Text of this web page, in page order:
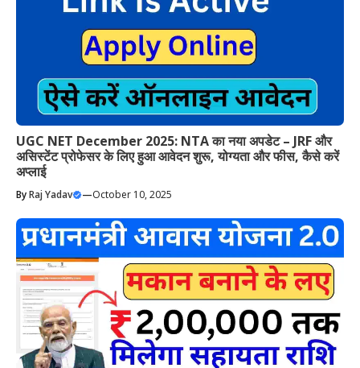
UGC NET December 2025: NTA का नया अपडेट – JRF और
असिस्टेंट प्रोफेसर के लिए हुआ आवेदन शुरू, योग्यता और फीस, कैसे करें
अप्लाई
ByRaj Yadav —October 10, 2025